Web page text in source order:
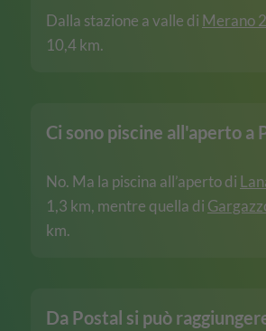
Dalla stazione a valle di Merano
10,4 km.
Ci sono piscine all'aperto a
No. Ma la piscina all’aperto di
1,3 km, mentre quella di
km.
Da Postal si può